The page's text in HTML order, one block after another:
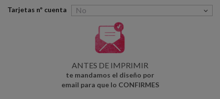
Tarjetas nº cuenta
ANTES DE IMPRIMIR
te mandamos el diseño por
email para que lo CONFIRMES